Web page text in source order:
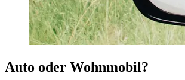
Auto oder Wohnmobil?